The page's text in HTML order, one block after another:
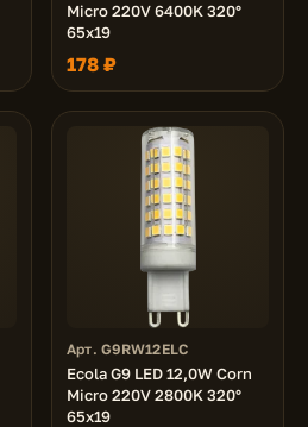
Micro 220V 6400K 320°
65x19
178 ₽
Арт. G9RW12ELC
Ecola G9 LED 12,0W Corn
Micro 220V 2800K 320°
65x19